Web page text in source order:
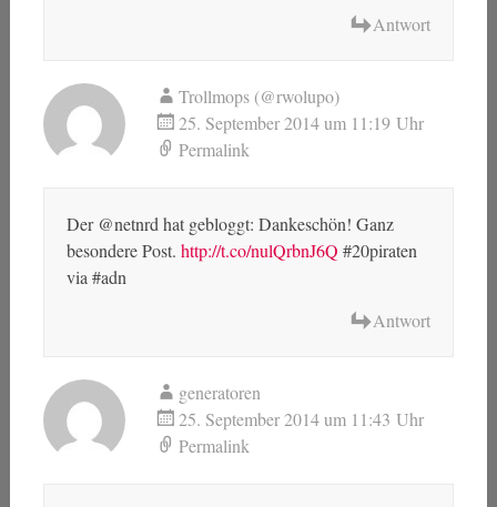
Antwort
Trollmops (@rwolupo)
25. September 2014 um 11:19 Uhr
Permalink
Der @netnrd hat gebloggt: Dankeschön! Ganz
besondere Post. http://t.co/nulQrbnJ6Q #20piraten
via #adn
Antwort
generatoren
25. September 2014 um 11:43 Uhr
Permalink